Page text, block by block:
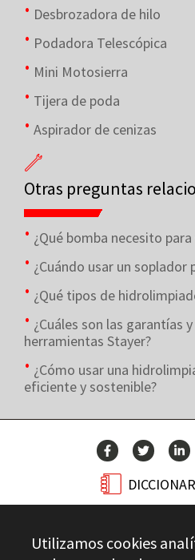
Desbrozadora de hilo
Podadora Telescópica
Mini Motosierra
Tijera de poda
Aspirador de cenizas
Otras preguntas
¿Qué bomba necesito
¿Cuándo usar un soplador
¿Qué tipos de
¿Cuáles son las garantías
herramientas Stayer?
¿Cómo usar una
eficiente y sostenible?
Utilizamos cookies